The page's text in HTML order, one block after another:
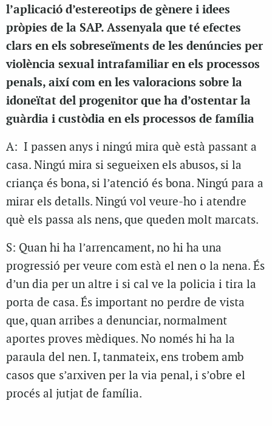
l’aplicació d’estereotips de gènere i idees
pròpies de la SAP. Assenyala que té efectes
clars en els sobreseïments de les denúncies per
violència sexual intrafamiliar en els processos
penals, així com en les valoracions sobre la
idoneïtat del progenitor que ha d’ostentar la
guàrdia i custòdia en els processos de família
A: I passen anys i ningú mira què està passant a
casa. Ningú mira si segueixen els abusos, si la
criança és bona, si l’atenció és bona. Ningú para a
mirar els detalls. Ningú vol veure-ho i atendre
què els passa als nens, que queden molt marcats.
S: Quan hi ha l’arrencament, no hi ha una
progressió per veure com està el nen o la nena. És
d’un dia per un altre i si cal ve la policia i tira la
porta de casa. És important no perdre de vista
que, quan arribes a denunciar, normalment
aportes proves mèdiques. No només hi ha la
paraula del nen. I, tanmateix, ens trobem amb
casos que s’arxiven per la via penal, i s’obre el
procés al jutjat de família.